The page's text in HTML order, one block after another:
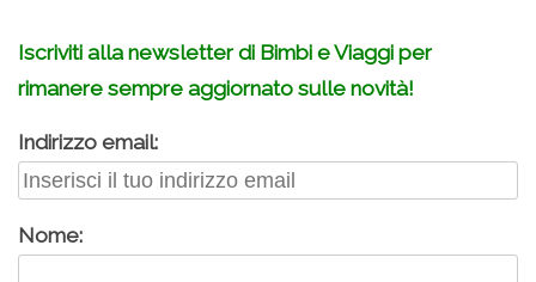
Iscriviti alla newsletter di Bimbi e Viaggi per
rimanere sempre aggiornato sulle novità!
Indirizzo email:
Nome: